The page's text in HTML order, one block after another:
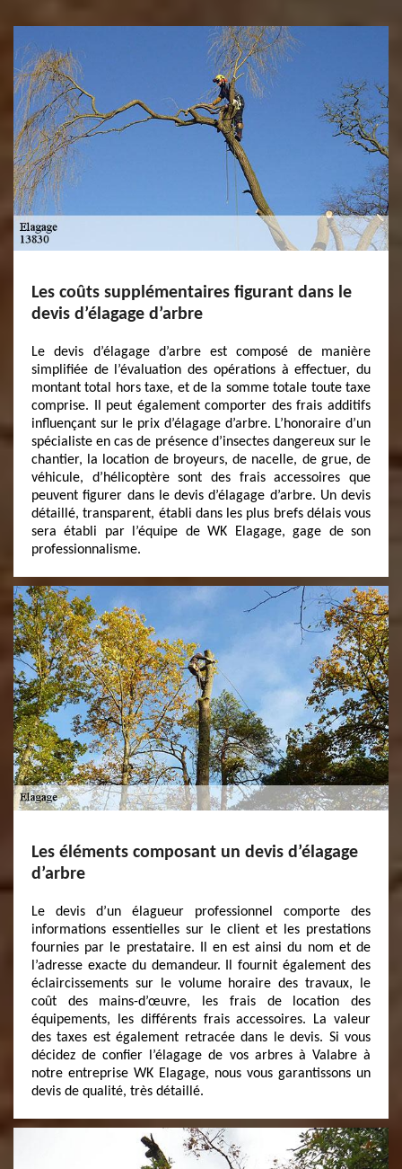
Les coûts supplémentaires figurant dans le
devis d’élagage d’arbre
Le devis d’élagage d’arbre est composé de manière
simplifiée de l’évaluation des opérations à effectuer, du
montant total hors taxe, et de la somme totale toute taxe
comprise. Il peut également comporter des frais additifs
influençant sur le prix d’élagage d’arbre. L’honoraire d’un
spécialiste en cas de présence d’insectes dangereux sur le
chantier, la location de broyeurs, de nacelle, de grue, de
véhicule, d’hélicoptère sont des frais accessoires que
peuvent figurer dans le devis d’élagage d’arbre. Un devis
détaillé, transparent, établi dans les plus brefs délais vous
sera établi par l’équipe de WK Elagage, gage de son
professionnalisme.
Les éléments composant un devis d’élagage
d’arbre
Le devis d’un élagueur professionnel comporte des
informations essentielles sur le client et les prestations
fournies par le prestataire. Il en est ainsi du nom et de
l’adresse exacte du demandeur. Il fournit également des
éclaircissements sur le volume horaire des travaux, le
coût des mains-d’œuvre, les frais de location des
équipements, les différents frais accessoires. La valeur
des taxes est également retracée dans le devis. Si vous
décidez de confier l’élagage de vos arbres à Valabre à
notre entreprise WK Elagage, nous vous garantissons un
devis de qualité, très détaillé.